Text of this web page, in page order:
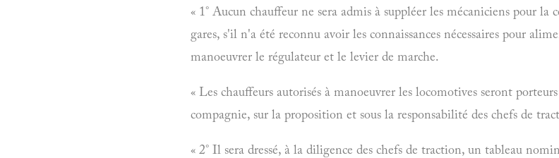
« 1° Aucun chauffeur ne sera admis à suppléer les mécaniciens pour la
gares, s'il n'a été reconnu avoir les connaissances nécessaires pour
manoeuvrer le régulateur et le levier de marche.
« Les chauffeurs autorisés à manoeuvrer les locomotives seront
compagnie, sur la proposition et sous la responsabilité des chefs de
« 2° Il sera dressé, à la diligence des chefs de traction, un tableau